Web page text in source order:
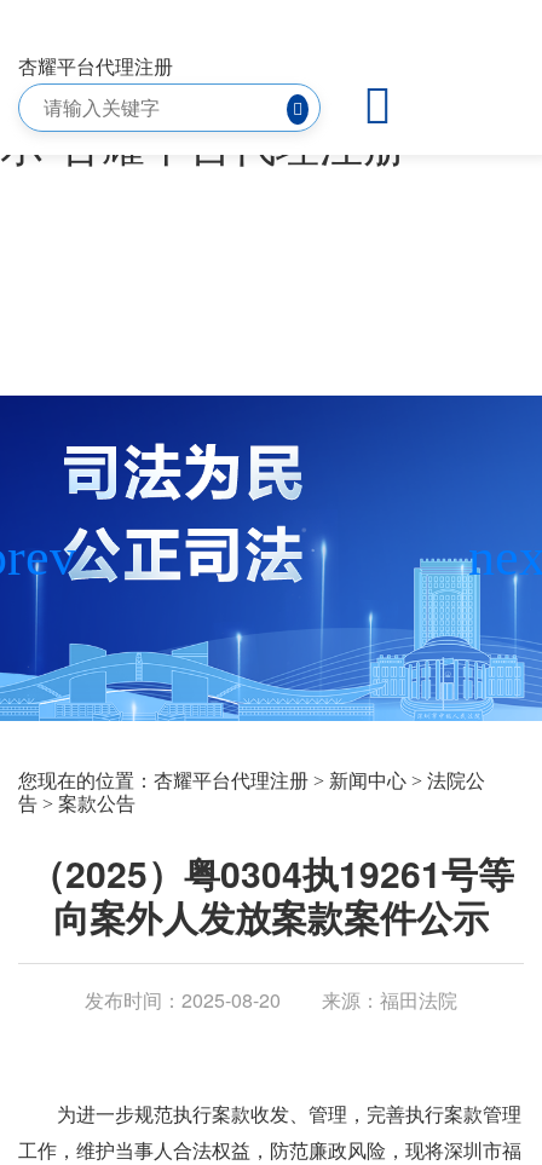
（2025）粤0304执19261号
等向案外人发放案款案件公
示-杏耀平台代理注册
杏耀平台代理注册
您现在的位置： 杏耀平台代理注册 > 新闻中心 > 法院公
告 > 案款公告
（2025）粤0304执19261号等
向案外人发放案款案件公示
发布时间：2025-08-20 来源：福田法院
为进一步规范执行案款收发、管理，完善执行案款管理
工作，维护当事人合法权益，防范廉政风险，现将深圳市福